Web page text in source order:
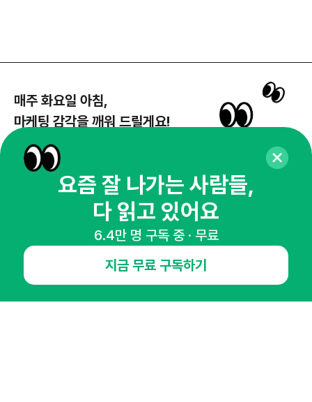
매주 화요일 아침,
마케팅 감각을 깨워 드릴게요!
뉴스레터 구독하기
오픈애즈란
요즘 잘 나가는 사람들,
다 읽고 있어요
6.4만 명 구독 중 · 무료
지금 무료 구독하기